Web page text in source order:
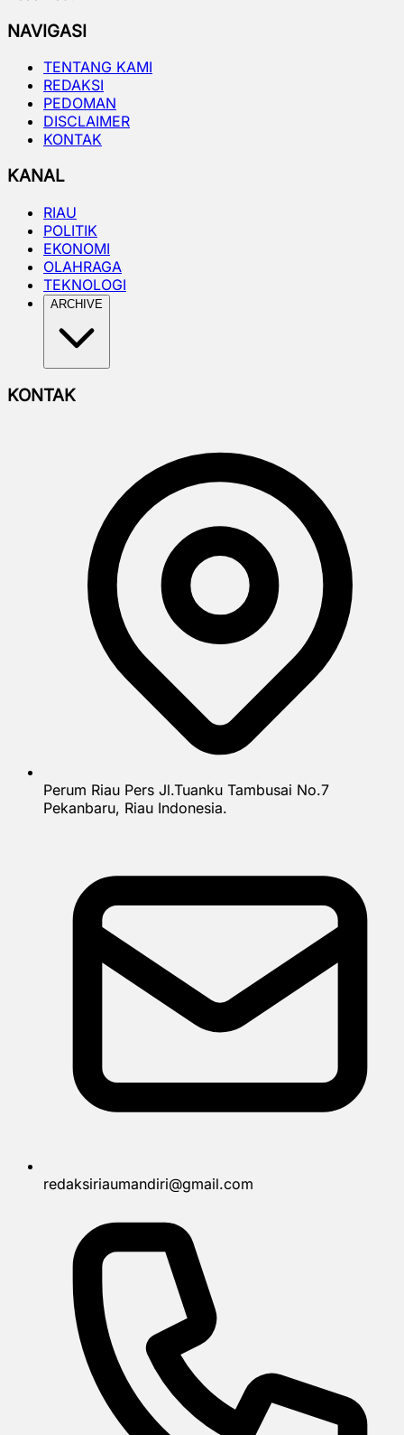
NAVIGASI
TENTANG KAMI
REDAKSI
PEDOMAN
DISCLAIMER
KONTAK
KANAL
RIAU
POLITIK
EKONOMI
OLAHRAGA
TEKNOLOGI
ARCHIVE
KONTAK
Perum Riau Pers Jl.Tuanku Tambusai No.7
Pekanbaru, Riau Indonesia.
redaksiriaumandiri@gmail.com